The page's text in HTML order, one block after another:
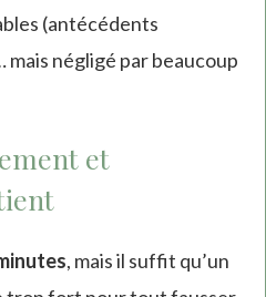
(antécédents
négligé par beaucoup
et
, mais il suffit qu’un